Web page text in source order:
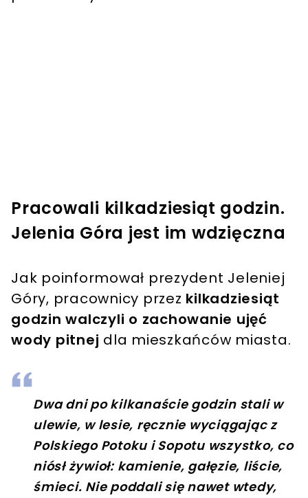
Pracowali kilkadziesiąt godzin.
Jelenia Góra jest im wdzięczna
Jak poinformował prezydent Jeleniej
Góry, pracownicy przez kilkadziesiąt
godzin walczyli o zachowanie ujęć
wody pitnej dla mieszkańców miasta.
Dwa dni po kilkanaście godzin stali w
ulewie, w lesie, ręcznie wyciągając z
Polskiego Potoku i Sopotu wszystko, co
niósł żywioł: kamienie, gałęzie, liście,
śmieci. Nie poddali się nawet wtedy,